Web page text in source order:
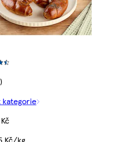
kategorie
Kč/kg